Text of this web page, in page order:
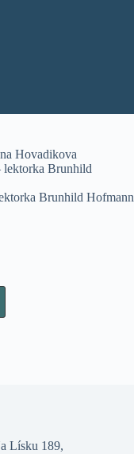
Hovadikova
lektorka Brunhild
Brunhild Hofmann
Lísku 189,